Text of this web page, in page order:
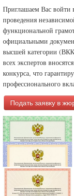
Приглашаем Вас войти
проведения
функциональной
официальными
высшей категории
всех экспертов
конкурса, что
профессионального
Подать заявку в